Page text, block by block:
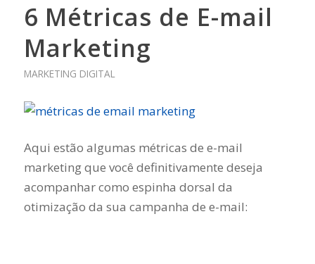
6 Métricas de E-mail
Marketing
MARKETING DIGITAL
Aqui estão algumas métricas de e-mail
marketing que você definitivamente deseja
acompanhar como espinha dorsal da
otimização da sua campanha de e-mail: